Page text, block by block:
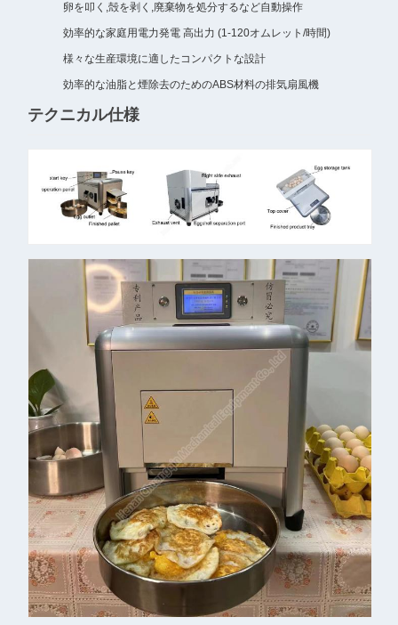
卵を叩く,殻を剥く,廃棄物を処分するなど自動操作
効率的な家庭用電力発電 高出力 (1-120オムレット/時間)
様々な生産環境に適したコンパクトな設計
効率的な油脂と煙除去のためのABS材料の排気扇風機
テクニカル仕様